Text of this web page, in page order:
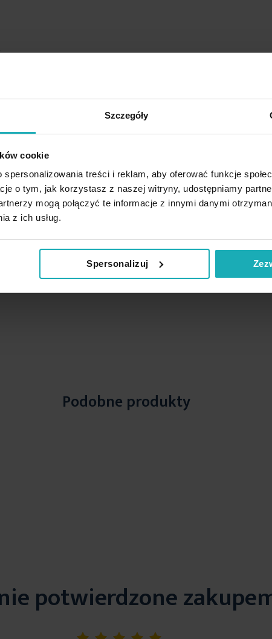
Szczegóły
cookie
treści i reklam, aby oferować funkcje
o tym, jak korzystasz z naszej witryny, udostępniamy
mogą połączyć te informacje z innymi danymi
z ich usług.
Spersonalizuj
Podobne produkty
potwierdzone